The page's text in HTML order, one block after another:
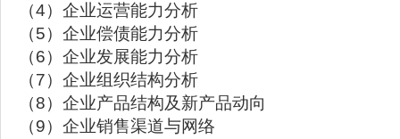
（4）企业运营能力分析
（5）企业偿债能力分析
（6）企业发展能力分析
（7）企业组织结构分析
（8）企业产品结构及新产品动向
（9）企业销售渠道与网络